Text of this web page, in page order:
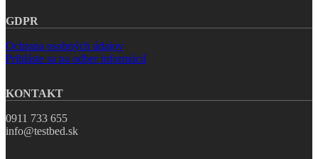
GDPR
Ochrana osobných údajov
Prihláste sa na odber informácií
KONTAKT
0911 733 655
info@testbed.sk